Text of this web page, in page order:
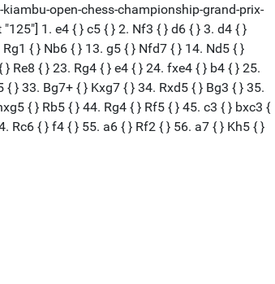
open-chess-championship-grand-prix-
1. e4 { } c5 { } 2. Nf3 { } d6 { } 3. d4 { }
{ } Nb6 { } 13. g5 { } Nfd7 { } 14. Nd5 { }
Re8 { } 23. Rg4 { } e4 { } 24. fxe4 { } b4 { } 25.
} 33. Bg7+ { } Kxg7 { } 34. Rxd5 { } Bg3 { } 35.
{ } Rb5 { } 44. Rg4 { } Rf5 { } 45. c3 { } bxc3 {
Rc6 { } f4 { } 55. a6 { } Rf2 { } 56. a7 { } Kh5 { }